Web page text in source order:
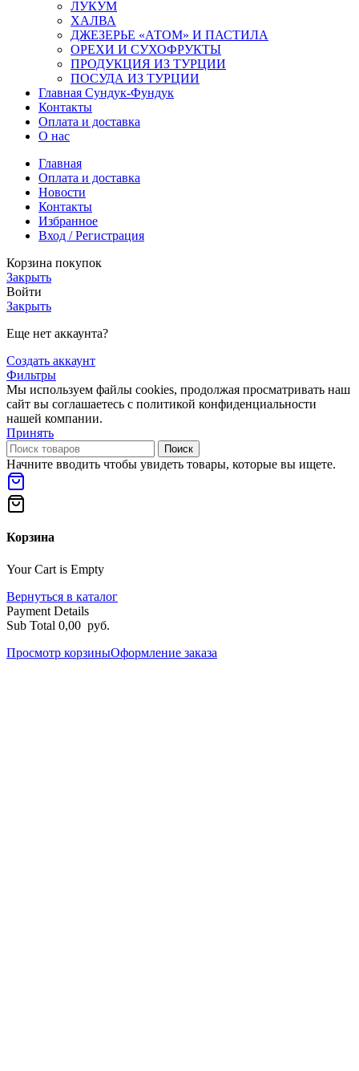
ЛУКУМ
ХАЛВА
ДЖЕЗЕРЬЕ «АТОМ» И ПАСТИЛА
ОРЕХИ И СУХОФРУКТЫ
ПРОДУКЦИЯ ИЗ ТУРЦИИ
ПОСУДА ИЗ ТУРЦИИ
Главная Сундук-Фундук
Контакты
Оплата и доставка
О нас
Главная
Оплата и доставка
Новости
Контакты
Избранное
Вход / Регистрация
Корзина покупок
Закрыть
Войти
Закрыть
Еще нет аккаунта?
Создать аккаунт
Фильтры
Мы используем файлы cookies, продолжая просматривать наш
сайт вы соглашаетесь с политикой конфиденциальности
нашей компании.
Принять
Поиск
Начните вводить чтобы увидеть товары, которые вы ищете.
Корзина
Your Cart is Empty
Вернуться в каталог
Payment Details
Sub Total 0,00 руб.
Просмотр корзиныОформление заказа